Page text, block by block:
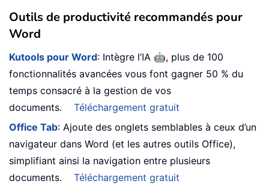
Outils de productivité recommandés pour
Word
Kutools pour Word: Intègre l’IA 🤖, plus de 100
fonctionnalités avancées vous font gagner 50 % du
temps consacré à la gestion de vos
documents.
Téléchargement gratuit
Office Tab: Ajoute des onglets semblables à ceux d’un
navigateur dans Word (et les autres outils Office),
simplifiant ainsi la navigation entre plusieurs
documents.
Téléchargement gratuit